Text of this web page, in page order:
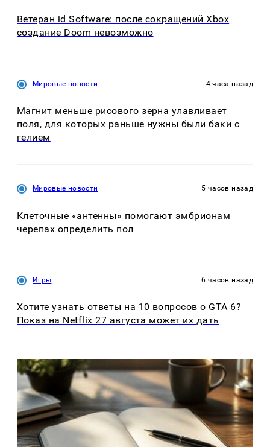
Ветеран id Software: после сокращений Xbox
создание Doom невозможно
Мировые новости 4 часа назад
Магнит меньше рисового зерна улавливает
поля, для которых раньше нужны были баки с
гелием
Мировые новости 5 часов назад
Клеточные «антенны» помогают эмбрионам
черепах определить пол
Игры 6 часов назад
Хотите узнать ответы на 10 вопросов о GTA 6?
Показ на Netflix 27 августа может их дать